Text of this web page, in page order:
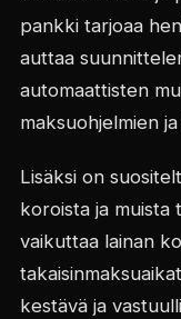
pankki tarjoaa
auttaa
automaattisten
maksuohjelmien
Lisäksi on
koroista ja muista
vaikuttaa lainan
kestävä ja